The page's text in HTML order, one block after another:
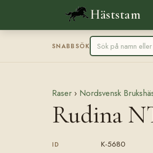
Häststam
SNABBSÖK
Raser › Nordsvensk
Rudina
ID K-5680